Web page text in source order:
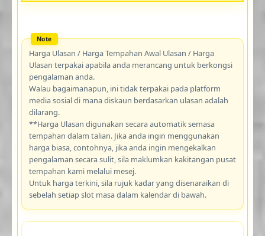
Harga Ulasan / Harga Tempahan Awal Ulasan / Harga
Ulasan terpakai apabila anda merancang untuk berkongsi
pengalaman anda.
Walau bagaimanapun, ini tidak terpakai pada platform
media sosial di mana diskaun berdasarkan ulasan adalah
dilarang.
**Harga Ulasan digunakan secara automatik semasa
tempahan dalam talian. Jika anda ingin menggunakan
harga biasa, contohnya, jika anda ingin mengekalkan
pengalaman secara sulit, sila maklumkan kakitangan pusat
tempahan kami melalui mesej.
Untuk harga terkini, sila rujuk kadar yang disenaraikan di
sebelah setiap slot masa dalam kalendar di bawah.